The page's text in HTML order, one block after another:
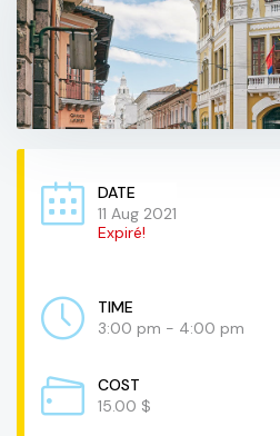
DATE
11 Aug 2021
Expiré!
TIME
3:00 pm - 4:00 pm
COST
15.00 $